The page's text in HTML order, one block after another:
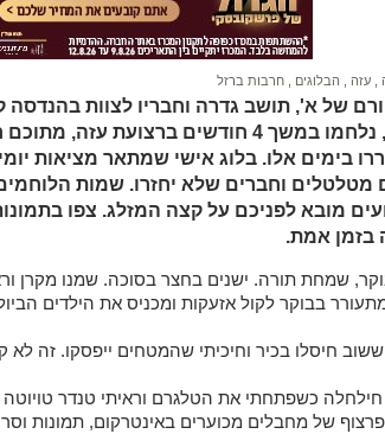
עזה הבלוגים חרבות ברזל
של א', תושב גדרה וחבריו לצוות בהנדסה
ב- 7.10, נלחמו במשך 4 חודשים ברצועת
בימים אלו. בלוג אישי שמתאר מציאות
מטלטלים וחברים שלא יחזרו. שמות
מובא לפניכם על קצה המזלג. צפו
בזמן אמת.
שמחת תורה. ישנים בחצר בסוכה. שמנו מקרן
בבוקר לקול אזעקות ומכניס את הילדים
חיסלו בכיר וחיכיתי שהמטחים ייפסקו. זה לא
כשפתחתי את הטלגרם וראיתי טנדר
של מחבלים מכוערים באינטרקום, תמונות